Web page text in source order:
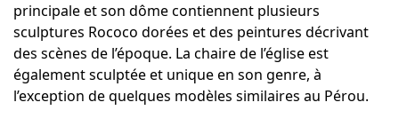
principale et son dôme contiennent plusieurs
sculptures Rococo dorées et des peintures décrivant
des scènes de l’époque. La chaire de l’église est
également sculptée et unique en son genre, à
l’exception de quelques modèles similaires au Pérou.